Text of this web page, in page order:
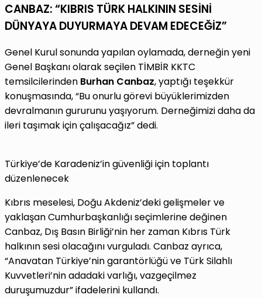
CANBAZ: “KIBRIS TÜRK HALKININ SESİNİ
DÜNYAYA DUYURMAYA DEVAM EDECEĞİZ”
Genel Kurul sonunda yapılan oylamada, derneğin yeni
Genel Başkanı olarak seçilen TİMBİR KKTC
temsilcilerinden Burhan Canbaz, yaptığı teşekkür
konuşmasında, “Bu onurlu görevi büyüklerimizden
devralmanın gururunu yaşıyorum. Derneğimizi daha da
ileri taşımak için çalışacağız” dedi.
Türkiye’de Karadeniz’in güvenliği için toplantı
düzenlenecek
Kıbrıs meselesi, Doğu Akdeniz’deki gelişmeler ve
yaklaşan Cumhurbaşkanlığı seçimlerine değinen
Canbaz, Dış Basın Birliği’nin her zaman Kıbrıs Türk
halkının sesi olacağını vurguladı. Canbaz ayrıca,
“Anavatan Türkiye’nin garantörlüğü ve Türk Silahlı
Kuvvetleri’nin adadaki varlığı, vazgeçilmez
duruşumuzdur” ifadelerini kullandı.